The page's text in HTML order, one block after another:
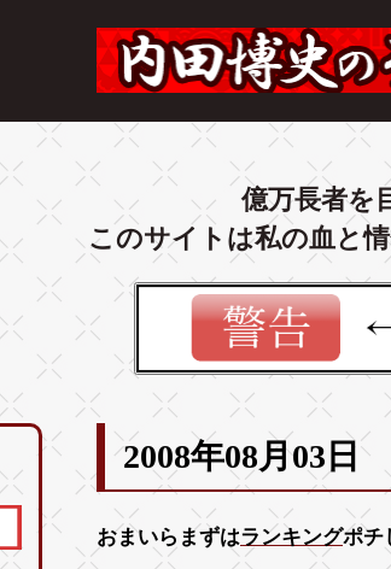
億万長者を
このサイトは私の血と
2008年08月03日
おまいらまずはランキングポチ